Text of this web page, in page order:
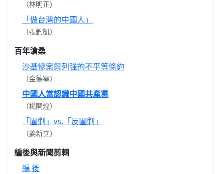
（林明正）
「做台灣的中國人」
（張鈞凱）
百年滄桑
沙基慘案與列強的不平等條約
（金德寧）
中國人當認識中國共產黨
（楊開煌）
「圍剿」vs.「反圍剿」
（姜新立）
編後與新聞剪輯
編 後